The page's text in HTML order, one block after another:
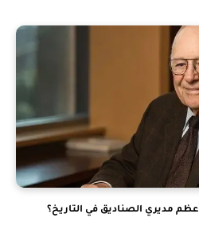
مديري الصناديق في التاريخ؟